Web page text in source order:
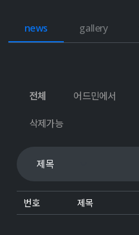
news gallery
전체 어드민에서
삭제가능
번호 제목